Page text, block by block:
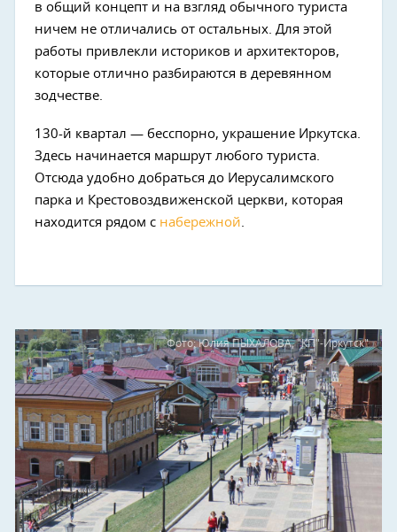
в общий концепт и на взгляд обычного туриста
ничем не отличались от остальных. Для этой
работы привлекли историков и архитекторов,
которые отлично разбираются в деревянном
зодчестве.
130-й квартал — бесспорно, украшение Иркутска.
Здесь начинается маршрут любого туриста.
Отсюда удобно добраться до Иерусалимского
парка и Крестовоздвиженской церкви, которая
находится рядом с набережной.
Фото: Юлия ПЫХАЛОВА, "КП"-Иркутск"